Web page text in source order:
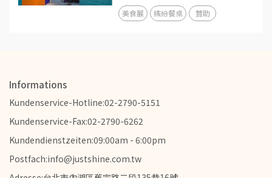
美食展 繽紛餐桌 贊助
Informations
Kundenservice-Hotline:02-2790-5151
Kundenservice-Fax:02-2790-6262
Kundendienstzeiten:09:00am - 6:00pm
Postfach:info@justshine.com.tw